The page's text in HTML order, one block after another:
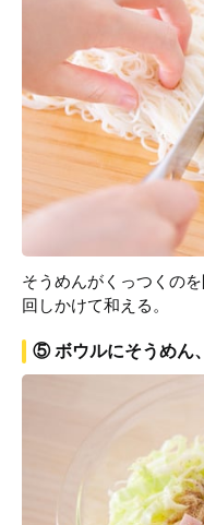
そうめんがくっつくの
回しかけて和える。
⑤ ボウルにそうめん